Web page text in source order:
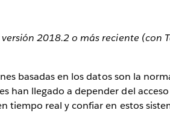
2018.2 o más reciente (con
basadas en los datos son la
han llegado a depender del
real y confiar en estos